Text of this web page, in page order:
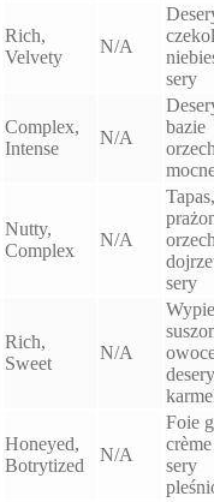
Rich,
Velvety
N/A
sery
Complex,
Intense
N/A
bazie
Nutty,
Complex
N/A
Tapas,
sery
Rich,
Sweet
N/A
desery
Honeyed,
Botrytized
N/A
Foie
sery